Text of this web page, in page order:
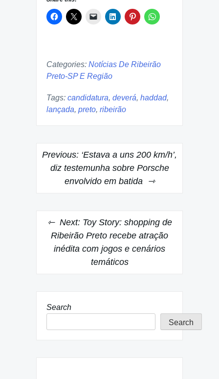
Categories: Notícias De Ribeirão
Preto-SP E Região
Tags: candidatura, deverá, haddad,
lançada, preto, ribeirão
Post
navigation
Previous: ‘Estava a uns 200 km/h’,
diz testemunha sobre Porsche
envolvido em batida
Next: Toy Story: shopping de
Ribeirão Preto recebe atração
inédita com jogos e cenários
temáticos
Search
Search